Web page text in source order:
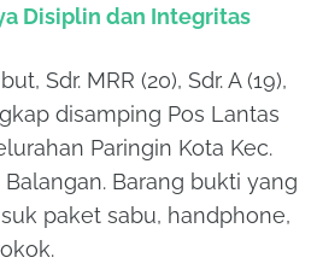
Disiplin dan Integritas
Sdr. MRR (20), Sdr. A (19),
disamping Pos Lantas
Paringin Kota Kec.
Barang bukti yang
paket sabu, handphone,